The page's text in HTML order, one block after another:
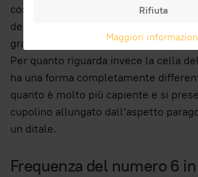
costruiscono in dimensioni differenti.
destinate alle
grandi, sono destinate ai maschi
Per quanto riguarda invece la cella
ha una forma completamente
quanto è molto più capiente e si
cupolino allungato dall’aspetto
un ditale.
Frequenza del numero 6
Rifiuta
Maggiori